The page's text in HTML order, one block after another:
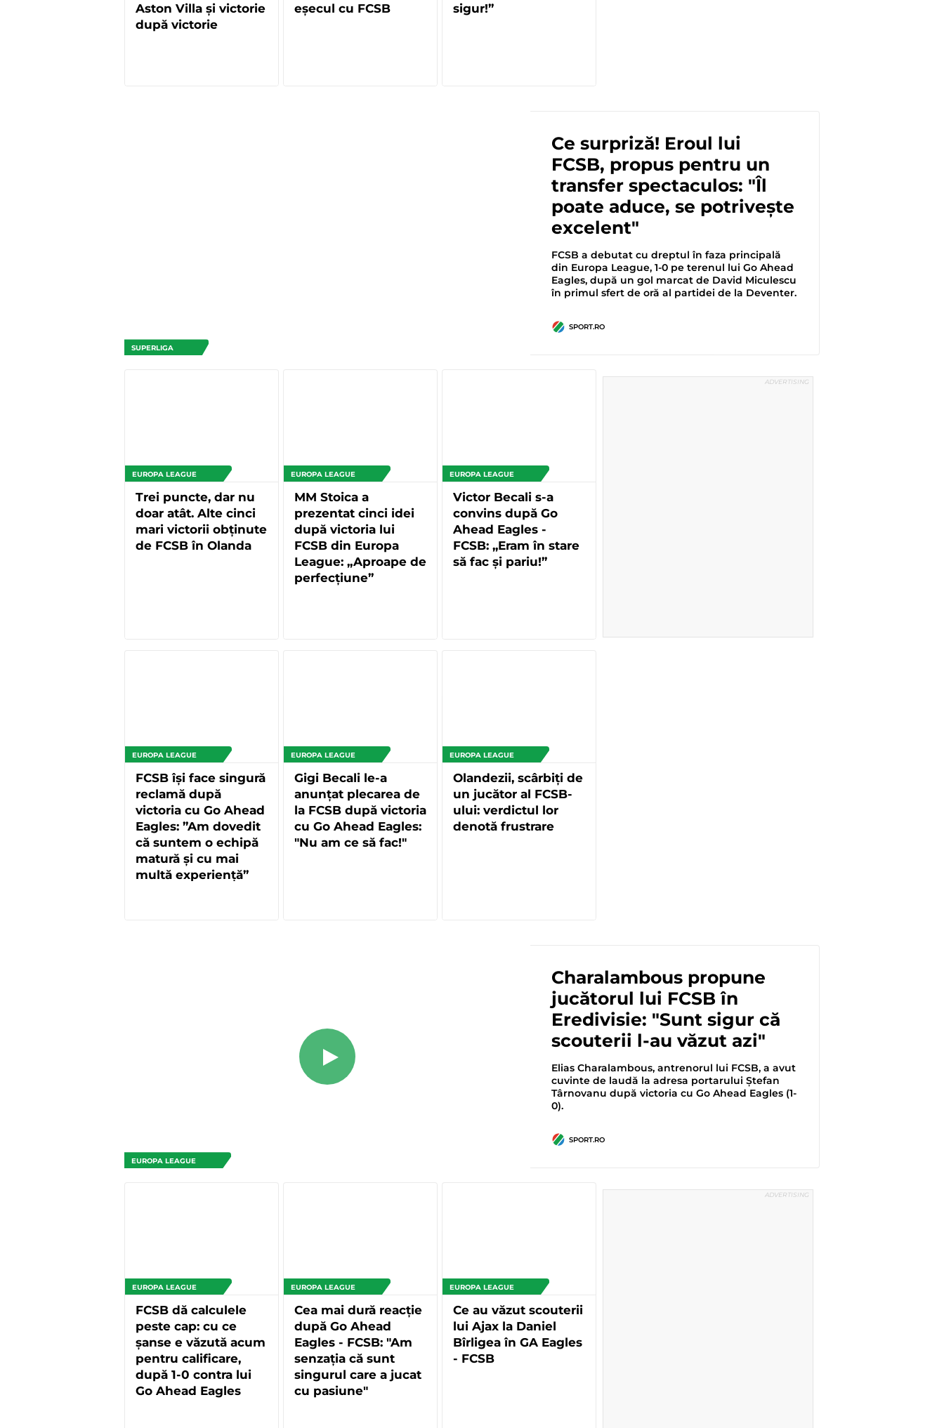
Aston Villa și victorie
după victorie
eșecul cu FCSB
sigur!”
SUPERLIGA
Ce surpriză! Eroul lui
FCSB, propus pentru un
transfer spectaculos: "Îl
poate aduce, se potrivește
excelent"
FCSB a debutat cu dreptul în faza principală
din Europa League, 1-0 pe terenul lui Go Ahead
Eagles, după un gol marcat de David Miculescu
în primul sfert de oră al partidei de la Deventer.
SPORT.RO
EUROPA LEAGUE
Trei puncte, dar nu
doar atât. Alte cinci
mari victorii obținute
de FCSB în Olanda
EUROPA LEAGUE
MM Stoica a
prezentat cinci idei
după victoria lui
FCSB din Europa
League: „Aproape de
perfecțiune”
EUROPA LEAGUE
Victor Becali s-a
convins după Go
Ahead Eagles -
FCSB: „Eram în stare
să fac și pariu!”
EUROPA LEAGUE
FCSB își face singură
reclamă după
victoria cu Go Ahead
Eagles: ”Am dovedit
că suntem o echipă
matură și cu mai
multă experiență”
EUROPA LEAGUE
Gigi Becali le-a
anunțat plecarea de
la FCSB după victoria
cu Go Ahead Eagles:
"Nu am ce să fac!"
EUROPA LEAGUE
Olandezii, scârbiți de
un jucător al FCSB-
ului: verdictul lor
denotă frustrare
EUROPA LEAGUE
Charalambous propune
jucătorul lui FCSB în
Eredivisie: "Sunt sigur că
scouterii l-au văzut azi"
Elias Charalambous, antrenorul lui FCSB, a avut
cuvinte de laudă la adresa portarului Ștefan
Târnovanu după victoria cu Go Ahead Eagles (1-
0).
SPORT.RO
EUROPA LEAGUE
FCSB dă calculele
peste cap: cu ce
șanse e văzută acum
pentru calificare,
după 1-0 contra lui
Go Ahead Eagles
EUROPA LEAGUE
Cea mai dură reacție
după Go Ahead
Eagles - FCSB: "Am
senzația că sunt
singurul care a jucat
cu pasiune"
EUROPA LEAGUE
Ce au văzut scouterii
lui Ajax la Daniel
Bîrligea în GA Eagles
- FCSB